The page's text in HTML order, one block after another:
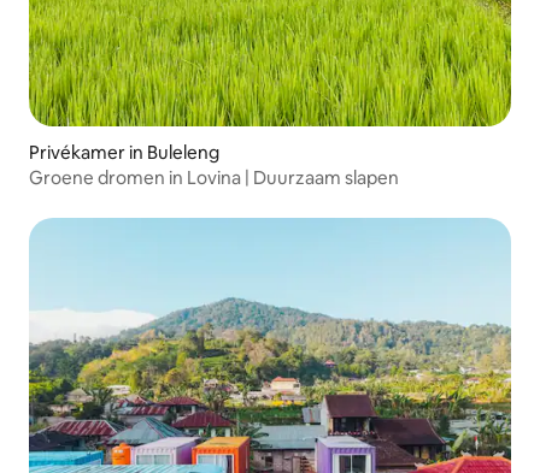
Privékamer in Buleleng
Groene dromen in Lovina | Duurzaam slapen